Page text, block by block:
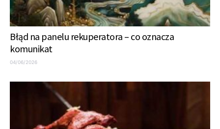
Błąd na panelu rekuperatora – co oznacza
komunikat
04/06/2026